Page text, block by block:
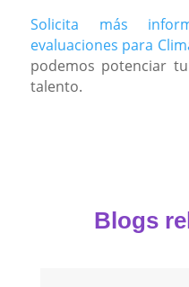
Solicita más
evaluaciones para
podemos potenciar
talento.
Blogs